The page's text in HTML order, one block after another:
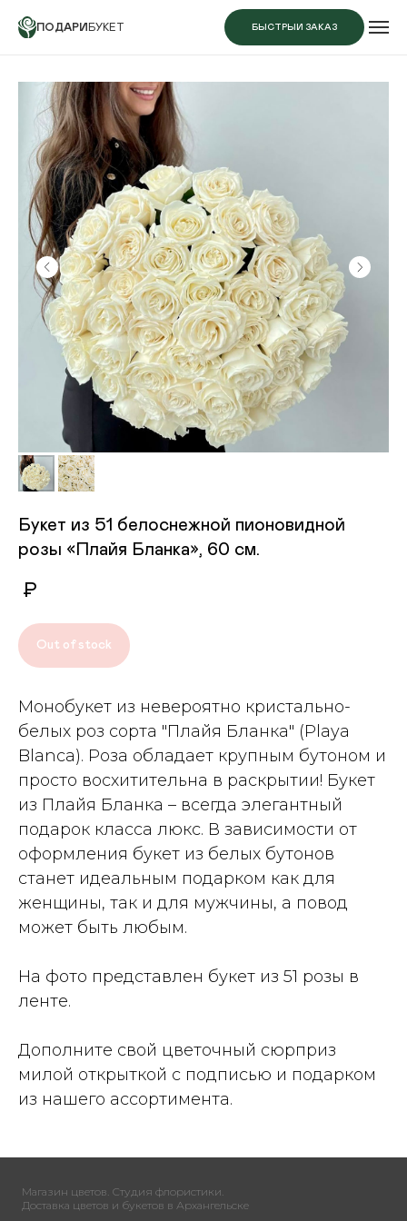
ПОДАРИ БУКЕТ БЫСТРЫЙ ЗАКАЗ
Букет из 51 белоснежной пионовидной
розы «Плайя Бланка», 60 см.
₽
Out of stock
Монобукет из невероятно кристально-
белых роз сорта "Плайя Бланка" (Playa
Blanca). Роза обладает крупным бутоном и
просто восхитительна в раскрытии! Букет
из Плайя Бланка – всегда элегантный
подарок класса люкс. В зависимости от
оформления букет из белых бутонов
станет идеальным подарком как для
женщины, так и для мужчины, а повод
может быть любым.
На фото представлен букет из 51 розы в
ленте.
Дополните свой цветочный сюрприз
милой открыткой с подписью и подарком
из нашего ассортимента.
Магазин цветов. Студия флористики.
Доставка цветов и букетов в Архангельске